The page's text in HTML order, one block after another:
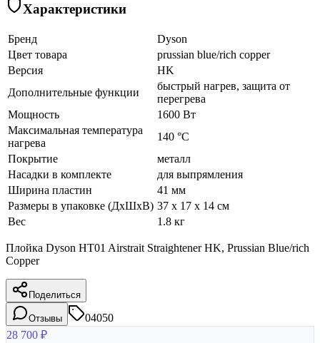
Характеристики
Бренд
Dyson
Цвет товара
prussian blue/rich copper
Версия
HK
Дополнительные функции
быстрый нагрев, защита от
перегрева
Мощность
1600 Вт
Максимальная температура
нагрева
140 °C
Покрытие
металл
Насадки в комплекте
для выпрямления
Ширина пластин
41 мм
Размеры в упаковке (ДхШхВ) 37 x 17 x 14 см
Вес
1.8 кг
Плойка Dyson HT01 Airstrait Straightener HK, Prussian Blue/rich
Copper
Поделиться
Отзывы
04050
28 700 ₽